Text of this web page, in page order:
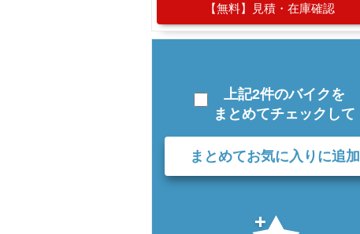
【無料】見積・在庫確認
上記2件のバイクを
まとめてチェックして
まとめてお気に入りに追加